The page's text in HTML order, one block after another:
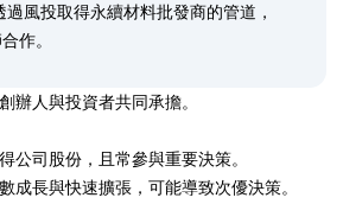
過風投取得永續材料批發商的管道，
作。
辦人與投資者共同承擔。
公司股份，且常參與重要決策。
成長與快速擴張，可能導致次優決策。